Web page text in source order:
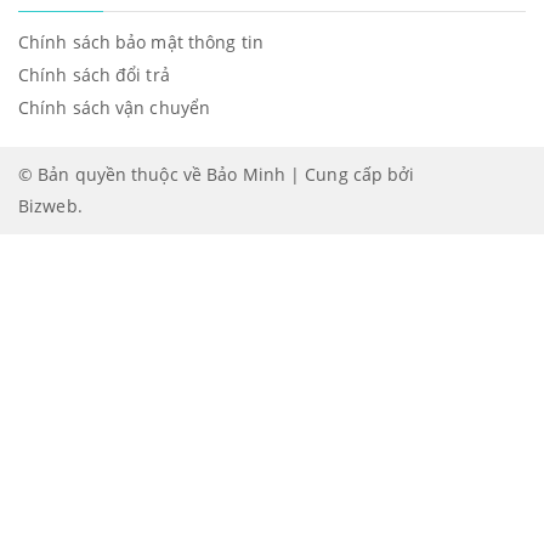
Chính sách bảo mật thông tin
Chính sách đổi trả
Chính sách vận chuyển
© Bản quyền thuộc về Bảo Minh | Cung cấp bởi
Bizweb.